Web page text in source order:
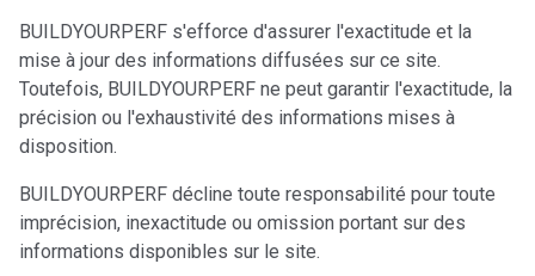
BUILDYOURPERF s'efforce d'assurer l'exactitude et la
mise à jour des informations diffusées sur ce site.
Toutefois, BUILDYOURPERF ne peut garantir l'exactitude, la
précision ou l'exhaustivité des informations mises à
disposition.
BUILDYOURPERF décline toute responsabilité pour toute
imprécision, inexactitude ou omission portant sur des
informations disponibles sur le site.